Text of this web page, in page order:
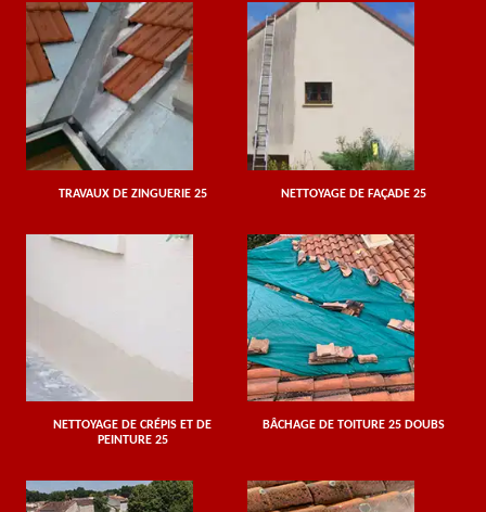
TRAVAUX DE ZINGUERIE 25 NETTOYAGE DE FAÇADE 25
NETTOYAGE DE CRÉPIS ET DE
PEINTURE 25
BÂCHAGE DE TOITURE 25 DOUBS